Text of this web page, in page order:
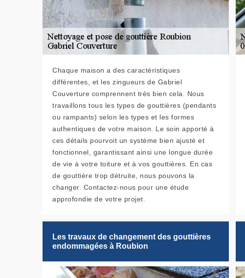
Chaque maison a des caractéristiques
différentes, et les zingueurs de Gabriel
Couverture comprennent très bien cela. Nous
travaillons tous les types de gouttières (pendants
ou rampants) selon les types et les formes
authentiques de votre maison. Le soin apporté à
ces détails pourvoit un système bien ajusté et
fonctionnel, garantissant ainsi une longue durée
de vie à votre toiture et à vos gouttières. En cas
de gouttière trop détruite, nous pouvons la
changer. Contactez-nous pour une étude
approfondie de votre projet.
Les travaux de changement des gouttières
endommagées à Roubion